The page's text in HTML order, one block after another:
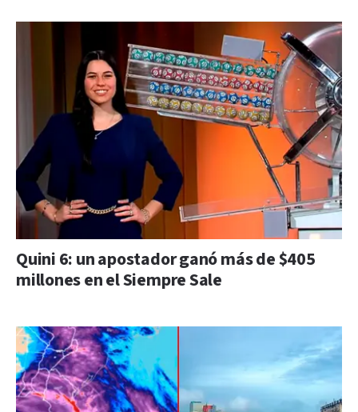
Quini 6: un apostador ganó más de $405
millones en el Siempre Sale